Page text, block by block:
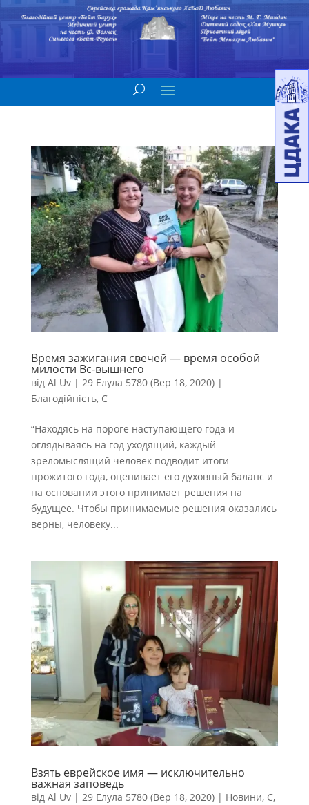
Время зажигания свечей — время особой
милости Вс-вышнего
від Al Uv| 29 Елула 5780 (Вер 18, 2020)|
Благодійність, С
“Находясь на пороге наступающего года и
оглядываясь на год уходящий, каждый
зреломыслящий человек подводит итоги
прожитого года, оценивает его духовный баланс и
на основании этого принимает решения на
будущее. Чтобы принимаемые решения оказались
верны, человеку...
Взять еврейское имя — исключительно
важная заповедь
від Al Uv| 29 Елула 5780 (Вер 18, 2020)| Новини, С,